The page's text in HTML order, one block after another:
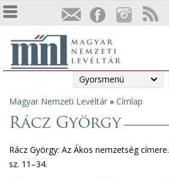
Gyorsmenü
Jelenlegi
hely
Magyar Nemzeti Levéltár » Címlap
Rácz György
Rácz György: Az Ákos nemzetség címere.
sz. 11–34.